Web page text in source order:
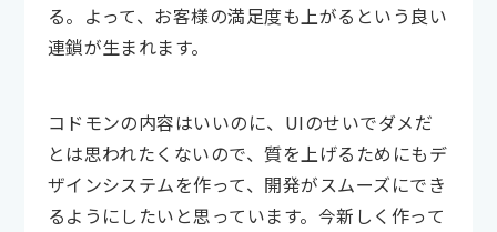
る。よって、お客様の満足度も上がるという良い
連鎖が生まれます。
コドモンの内容はいいのに、UIのせいでダメだ
とは思われたくないので、質を上げるためにもデ
ザインシステムを作って、開発がスムーズにでき
るようにしたいと思っています。今新しく作って